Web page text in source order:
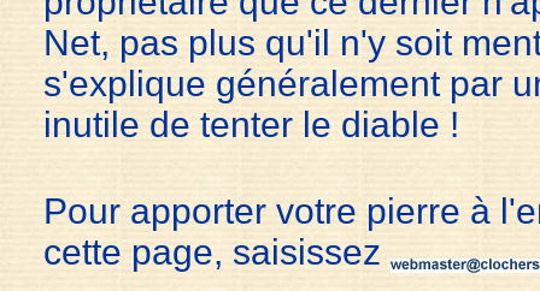
Net, pas plus qu'il n'y soit
s'explique généralement par
inutile de tenter le diable !
Pour apporter votre pierre à
cette page, saisissez